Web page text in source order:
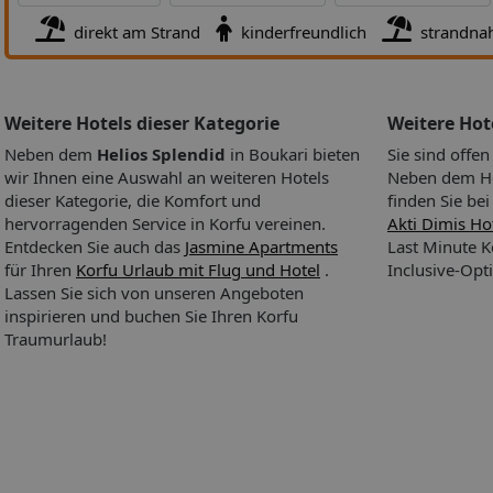
Das bietet Ihre Unterkunft: Gerne heißt das Haus die
den insgesamt 14 Zimmern willkommen. Die Rezeption ist 24
Zimmerservice und ein Wäscheservice – gehören zum Angebot.
den öffentlichen Bereichen ermöglicht es den Gästen, mit der
Außenwelt in Kontakt zu bleiben. Ein Garten bietet zusätzlichen
für Entspannung und Erholung im Freien. Wer mit dem eigenen
Fahrzeug anreist, kann es auf dem Parkplatz der Unterbringung
abstellen. Aktive Reisende, die die Umgebung per Rad
möchten, werden den Fahrradverleih zu schätzen wissen.
Kreditkarten werden in dem Hotel als Zahlungsmittel akzeptiert.
Das bietet Ihre Unterkunft
Hoteleröffnung: 1987
Letzte Komplettrenovierung: 2010
Rezeption, Hotelsafe: gegen Gebühr
Gartenanlage, Sonnenterrasse
Internet: WLAN/WiFi, im öffentlichen Bereich: gegen Gebühr
Zahlungsarten: TUI Card / VISA, MasterCard
Haustier: Hund erlaubt: Anfrage notwendig, Katze erlaubt:
direkt am Strand kinderfreundlich
Weitere Hotels dieser Kategorie
Neben dem Helios Splendid in Boukari bieten
wir Ihnen eine Auswahl an weiteren Hotels
dieser Kategorie, die Komfort und
hervorragenden Service in Korfu vereinen.
Entdecken Sie auch das Jasmine Apartments
für Ihren Korfu Urlaub mit Flug und Hotel .
Lassen Sie sich von unseren Angeboten
inspirieren und buchen Sie Ihren Korfu
Traumurlaub!
Weitere
Sie sind
Neben dem
finden Sie
Akti Dimis
Last Minute
Inclusive-